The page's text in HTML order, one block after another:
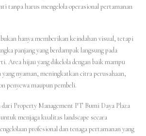
tanpa harus mengelola operasional pertamanan
hanya memberikan keindahan visual, tetapi
panjang yang berdampak langsung pada
Area hijau yang dikelola dengan baik mampu
nyaman, meningkatkan citra perusahaan,
penyewa maupun pembeli.
Property Management PT Bumi Daya Plaza
menjaga kualitas landscape secara
profesional dan tenaga pertamanan yang